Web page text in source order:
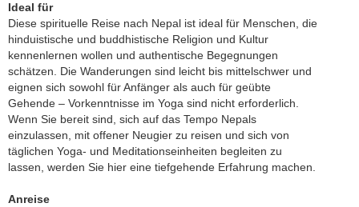
Ideal für
Diese spirituelle Reise nach Nepal ist ideal für Menschen, die
hinduistische und buddhistische Religion und Kultur
kennenlernen wollen und authentische Begegnungen
schätzen. Die Wanderungen sind leicht bis mittelschwer und
eignen sich sowohl für Anfänger als auch für geübte
Gehende – Vorkenntnisse im Yoga sind nicht erforderlich.
Wenn Sie bereit sind, sich auf das Tempo Nepals
einzulassen, mit offener Neugier zu reisen und sich von
täglichen Yoga- und Meditationseinheiten begleiten zu
lassen, werden Sie hier eine tiefgehende Erfahrung machen.
Anreise